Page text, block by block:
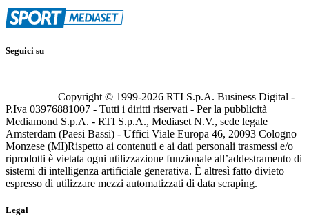
Seguici su
Copyright © 1999-2026 RTI S.p.A. Business Digital -
P.Iva 03976881007 - Tutti i diritti riservati - Per la pubblicità
Mediamond S.p.A. - RTI S.p.A., Mediaset N.V., sede legale
Amsterdam (Paesi Bassi) - Uffici Viale Europa 46, 20093 Cologno
Monzese (MI)Rispetto ai contenuti e ai dati personali trasmessi e/o
riprodotti è vietata ogni utilizzazione funzionale all’addestramento di
sistemi di intelligenza artificiale generativa. È altresì fatto divieto
espresso di utilizzare mezzi automatizzati di data scraping.
Legal